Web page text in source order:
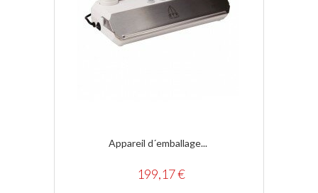
Appareil d´emballage...
199,17 €